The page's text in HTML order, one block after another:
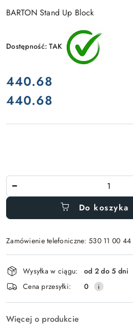
BARTON Stand Up Block
Dostępność:TAK
cena:
440.68
Cena:
440.68
Do koszyka
Zamówienie telefoniczne: 530 11 00 44
Wyślij
Dostępność
i
dostawa
Wysyłka w ciągu:
od 2 do 5 dni
Cena przesyłki:
0
Więcej o produkcie